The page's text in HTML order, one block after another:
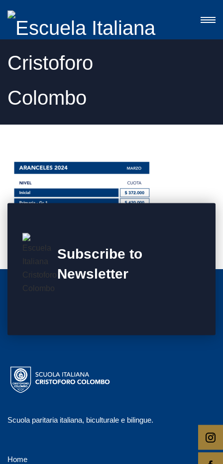
Subscribe to
Newsletter
Scuola paritaria italiana, biculturale e bilingue.
Home